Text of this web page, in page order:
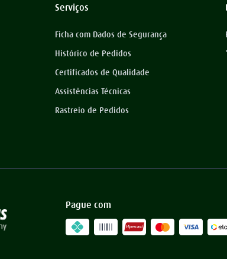
Serviços
Ficha com Dados de Segurança
Histórico de Pedidos
Certificados de Qualidade
Assistências Técnicas
Rastreio de Pedidos
Pague com